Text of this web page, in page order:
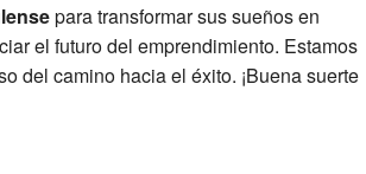
para transformar sus sueños en
el futuro del emprendimiento. Estamos
del camino hacia el éxito. ¡Buena suerte